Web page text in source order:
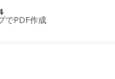
でPDF作成